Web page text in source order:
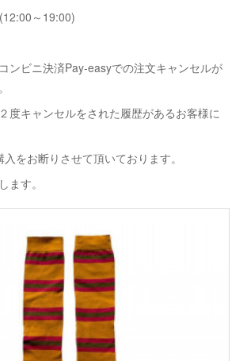
～19:00)
ンビニ決済Pay-easyでの注文キャンセルが
度キャンセルをされた履歴があるお客様に
をお断りさせて頂いております。
ます。